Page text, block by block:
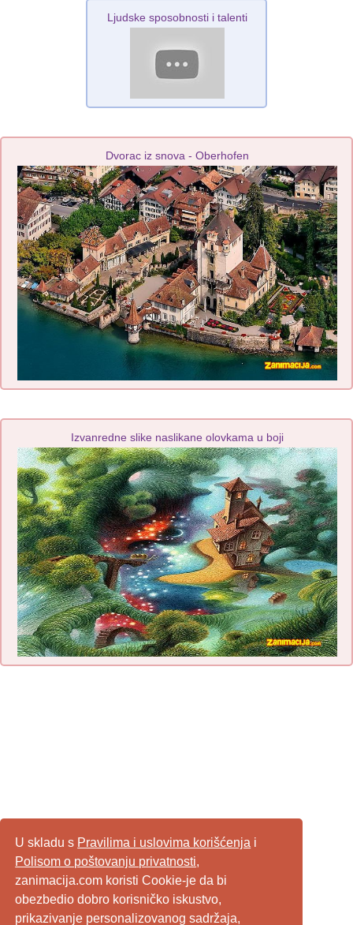
U skladu s Pravilima i uslovima korišćenja i
Polisom o poštovanju privatnosti,
zanimacija.com koristi Cookie-je da bi
obezbedio dobro korisničko iskustvo,
prikazivanje personalizovanog sadržaja,
Ljudske sposobnosti i talenti
Dvorac iz snova - Oberhofen
Izvanredne slike naslikane olovkama u boji